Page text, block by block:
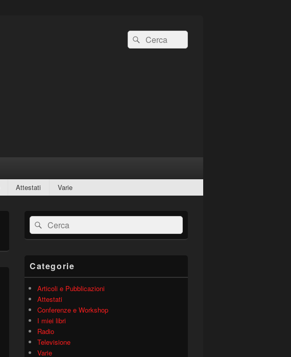
Cerca:Cerca
Attestati Varie
Area
widget
barra
laterale
Cerca:Cerca
Categorie
Articoli e Pubblicazioni
Attestati
Conferenze e Workshop
I miei libri
Radio
Televisione
Varie